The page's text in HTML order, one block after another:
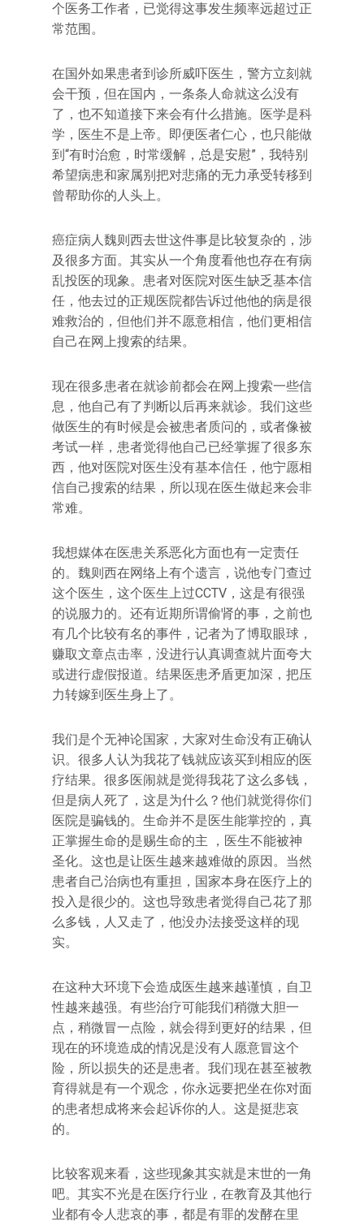
个医务工作者，已觉得这事发生频率远超过正
常范围。
在国外如果患者到诊所威吓医生，警方立刻就
会干预，但在国内，一条条人命就这么没有
了，也不知道接下来会有什么措施。医学是科
学，医生不是上帝。即便医者仁心，也只能做
到“有时治愈，时常缓解，总是安慰”，我特别
希望病患和家属别把对悲痛的无力承受转移到
曾帮助你的人头上。
癌症病人魏则西去世这件事是比较复杂的，涉
及很多方面。其实从一个角度看他也存在有病
乱投医的现象。患者对医院对医生缺乏基本信
任，他去过的正规医院都告诉过他他的病是很
难救治的，但他们并不愿意相信，他们更相信
自己在网上搜索的结果。
现在很多患者在就诊前都会在网上搜索一些信
息，他自己有了判断以后再来就诊。我们这些
做医生的有时候是会被患者质问的，或者像被
考试一样，患者觉得他自己已经掌握了很多东
西，他对医院对医生没有基本信任，他宁愿相
信自己搜索的结果，所以现在医生做起来会非
常难。
我想媒体在医患关系恶化方面也有一定责任
的。魏则西在网络上有个遗言，说他专门查过
这个医生，这个医生上过CCTV，这是有很强
的说服力的。还有近期所谓偷肾的事，之前也
有几个比较有名的事件，记者为了博取眼球，
赚取文章点击率，没进行认真调查就片面夸大
或进行虚假报道。结果医患矛盾更加深，把压
力转嫁到医生身上了。
我们是个无神论国家，大家对生命没有正确认
识。很多人认为我花了钱就应该买到相应的医
疗结果。很多医闹就是觉得我花了这么多钱，
但是病人死了，这是为什么？他们就觉得你们
医院是骗钱的。生命并不是医生能掌控的，真
正掌握生命的是赐生命的主 ，医生不能被神
圣化。这也是让医生越来越难做的原因。当然
患者自己治病也有重担，国家本身在医疗上的
投入是很少的。这也导致患者觉得自己花了那
么多钱，人又走了，他没办法接受这样的现
实。
在这种大环境下会造成医生越来越谨慎，自卫
性越来越强。有些治疗可能我们稍微大胆一
点，稍微冒一点险，就会得到更好的结果，但
现在的环境造成的情况是没有人愿意冒这个
险，所以损失的还是患者。我们现在甚至被教
育得就是有一个观念，你永远要把坐在你对面
的患者想成将来会起诉你的人。这是挺悲哀
的。
比较客观来看，这些现象其实就是末世的一角
吧。其实不光是在医疗行业，在教育及其他行
业都有令人悲哀的事，都是有罪的发酵在里